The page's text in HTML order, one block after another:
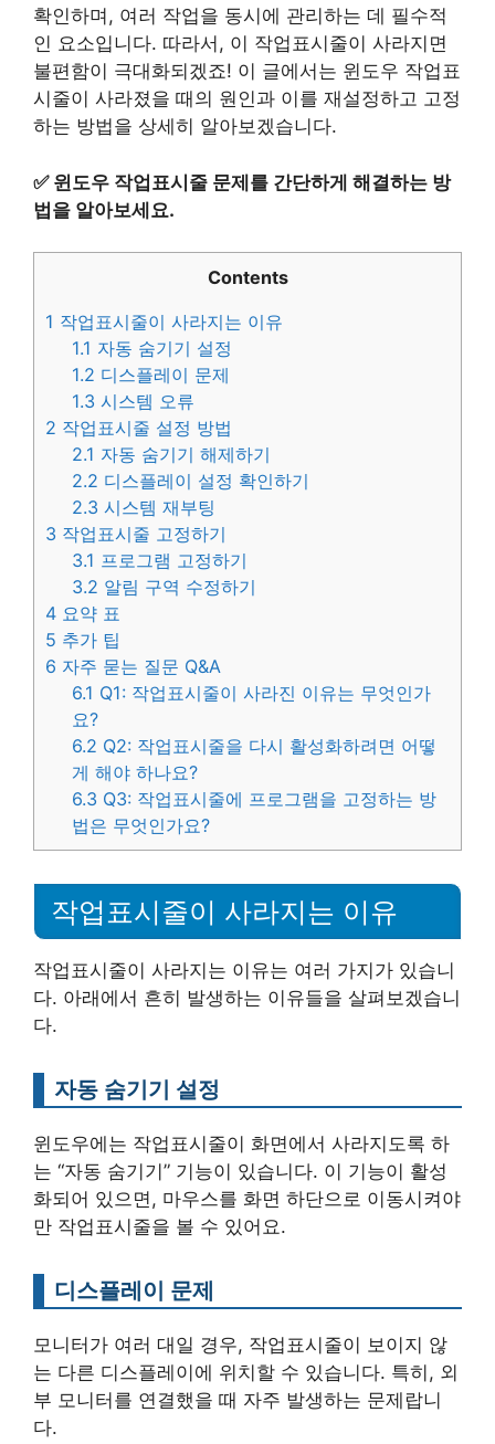
확인하며, 여러 작업을 동시에 관리하는 데 필수적
인 요소입니다. 따라서, 이 작업표시줄이 사라지면
불편함이 극대화되겠죠! 이 글에서는 윈도우 작업표
시줄이 사라졌을 때의 원인과 이를 재설정하고 고정
하는 방법을 상세히 알아보겠습니다.
✅ 윈도우 작업표시줄 문제를 간단하게 해결하는 방
법을 알아보세요.
Contents
1 작업표시줄이 사라지는 이유
1.1 자동 숨기기 설정
1.2 디스플레이 문제
1.3 시스템 오류
2 작업표시줄 설정 방법
2.1 자동 숨기기 해제하기
2.2 디스플레이 설정 확인하기
2.3 시스템 재부팅
3 작업표시줄 고정하기
3.1 프로그램 고정하기
3.2 알림 구역 수정하기
4 요약 표
5 추가 팁
6 자주 묻는 질문 Q&A
6.1 Q1: 작업표시줄이 사라진 이유는 무엇인가
요?
6.2 Q2: 작업표시줄을 다시 활성화하려면 어떻
게 해야 하나요?
6.3 Q3: 작업표시줄에 프로그램을 고정하는 방
법은 무엇인가요?
작업표시줄이 사라지는 이유
작업표시줄이 사라지는 이유는 여러 가지가 있습니
다. 아래에서 흔히 발생하는 이유들을 살펴보겠습니
다.
자동 숨기기 설정
윈도우에는 작업표시줄이 화면에서 사라지도록 하
는 “자동 숨기기” 기능이 있습니다. 이 기능이 활성
화되어 있으면, 마우스를 화면 하단으로 이동시켜야
만 작업표시줄을 볼 수 있어요.
디스플레이 문제
모니터가 여러 대일 경우, 작업표시줄이 보이지 않
는 다른 디스플레이에 위치할 수 있습니다. 특히, 외
부 모니터를 연결했을 때 자주 발생하는 문제랍니
다.